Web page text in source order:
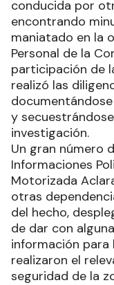
conducida por
encontrando
maniatado en la
Personal de la
participación de
realizó las
y
investigación.
Un gran número
Informaciones
Motorizada
otras
del hecho,
de dar con
información
realizaron el
seguridad de la